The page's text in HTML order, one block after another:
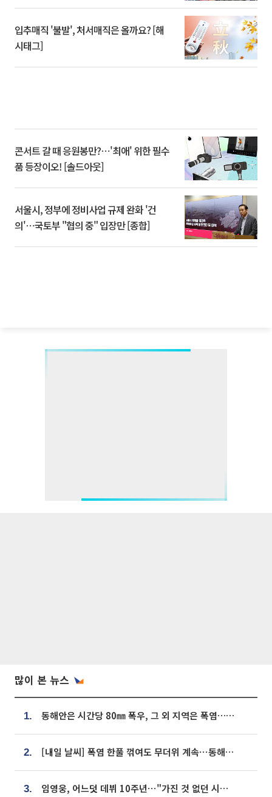
입추매직 '불발', 처서매직은 올까요? [해
시태그]
콘서트 갈 때 응원봉만?⋯'최애' 위한 필수
품 등장이오! [솔드아웃]
서울시, 정부에 정비사업 규제 완화 '건
의'⋯국토부 "협의 중" 입장만 [종합]
많이 본 뉴스
1. 동해안은 시간당 80㎜ 폭우, 그 외 지역은 폭염…‘극과 극 날씨’
2. [내일 날씨] 폭염 한풀 꺾여도 무더위 계속⋯동해안 이틀 연속 비
3. 임영웅, 어느덧 데뷔 10주년⋯"가진 것 없던 시절, 내 앞엔 20명의 팬뿐"